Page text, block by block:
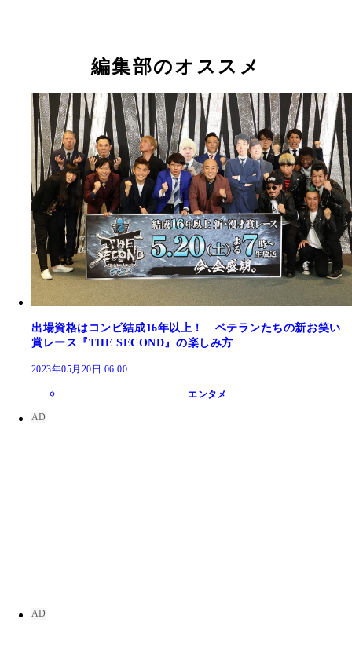
編集部のオススメ
出場資格はコンビ結成16年以上！ ベテランたちの新お笑い
賞レース『THE SECOND』の楽しみ方
2023年05月20日 06:00
エンタメ